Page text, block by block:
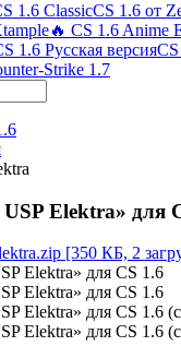
1.6 ClassicCS 1.6 от
🔥 CS 1.6 Anime
1.6 Русская версия
Strike 1.7
Elektra» для
[350 КБ, 2